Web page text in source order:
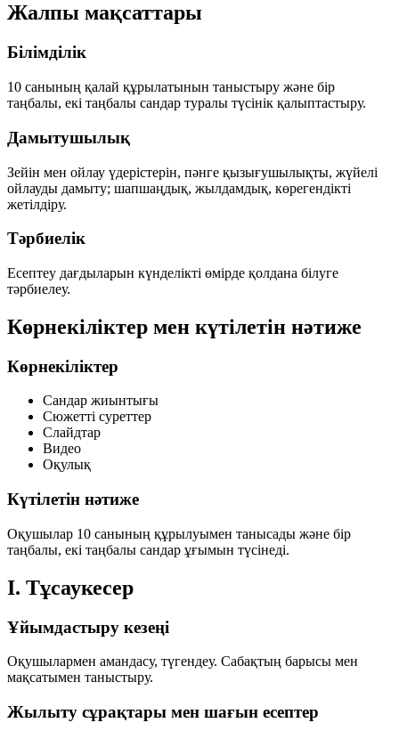
Жалпы мақсаттары
Білімділік
10 санының қалай құрылатынын таныстыру және бір
таңбалы, екі таңбалы сандар туралы түсінік қалыптастыру.
Дамытушылық
Зейін мен ойлау үдерістерін, пәнге қызығушылықты, жүйелі
ойлауды дамыту; шапшаңдық, жылдамдық, көрегендікті
жетілдіру.
Тәрбиелік
Есептеу дағдыларын күнделікті өмірде қолдана білуге
тәрбиелеу.
Көрнекіліктер мен күтілетін нәтиже
Көрнекіліктер
Сандар жиынтығы
Сюжетті суреттер
Слайдтар
Видео
Оқулық
Күтілетін нәтиже
Оқушылар 10 санының құрылуымен танысады және бір
таңбалы, екі таңбалы сандар ұғымын түсінеді.
I. Тұсаукесер
Ұйымдастыру кезеңі
Оқушылармен амандасу, түгендеу. Сабақтың барысы мен
мақсатымен таныстыру.
Жылыту сұрақтары мен шағын есептер